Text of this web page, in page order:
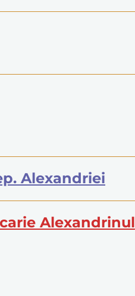
Alexandriei
Alexandrinul